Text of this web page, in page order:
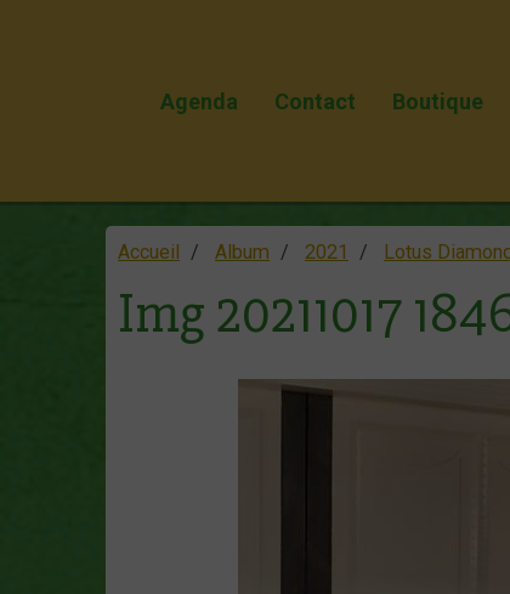
Agenda Contact Boutique
Accueil Album 2021 Lotus
Img 20211017